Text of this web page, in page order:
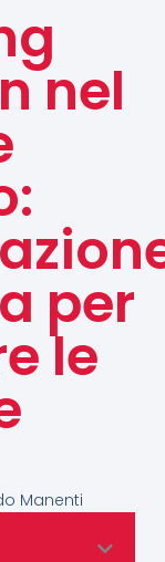
nel
per
le
Manenti